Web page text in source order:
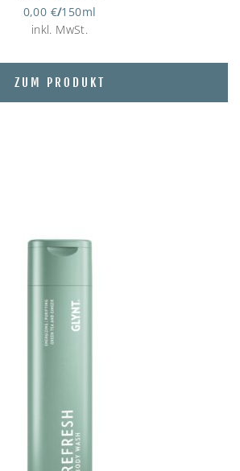
0,00 €/150ml
inkl. MwSt.
ZUM PRODUKT